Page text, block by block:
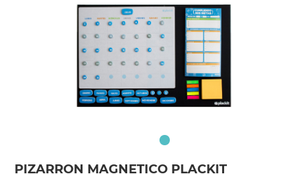
PIZARRON MAGNETICO PLACKIT